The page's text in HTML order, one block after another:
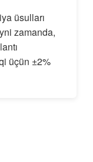
üsulları
zamanda,
üçün ±2%